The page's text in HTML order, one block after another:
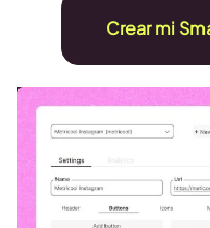
Crear mi